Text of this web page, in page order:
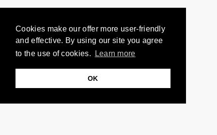
Cookies make our offer more user-friendly
and effective. By using our site you agree
to the use of cookies.
Learn more
OK